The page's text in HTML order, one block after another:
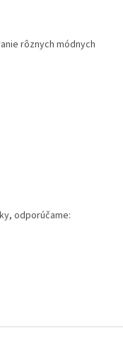
rôznych módnych
odporúčame: